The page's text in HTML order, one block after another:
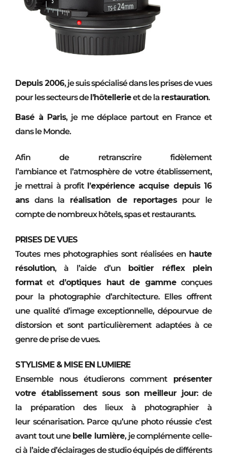
Depuis 2006, je suis spécialisé dans les prises de vues
pour les secteurs del’hôtellerieet de la restauration.
Basé à Paris, je me déplace partout en France et
dans le Monde.
Afin de retranscrire fidèlement
l’ambiance et l’atmosphère de votre établissement,
je mettrai à profit l’expérience acquise depuis 16
ansdans la réalisation de reportagespour le
compte de nombreux hôtels, spas et restaurants.
PRISES DE VUES
Toutes mes photographies sont réalisées en haute
résolution, à l’aide d’un boîtier réflex plein
formatet d’optiques haut de gammeconçues
pour la photographie d’architecture. Elles offrent
une qualité d’image exceptionnelle, dépourvue de
distorsion et sont particulièrement adaptées à ce
genre de prise de vues.
STYLISME & MISE EN LUMIERE
Ensemble nous étudierons comment présenter
votre établissement sous son meilleur jour: de
la préparation des lieux à photographier à
leur scénarisation. Parce qu’une photo réussie c’est
avant tout une belle lumière, je complémente celle-
ci à l’aide d’éclairages de studio équipés de différents